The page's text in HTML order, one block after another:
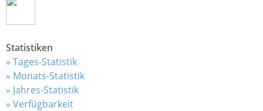
Statistiken
Tages-Statistik
Monats-Statistik
Jahres-Statistik
Verfügbarkeit